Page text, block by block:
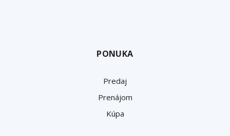
PONUKA
Predaj
Prenájom
Kúpa